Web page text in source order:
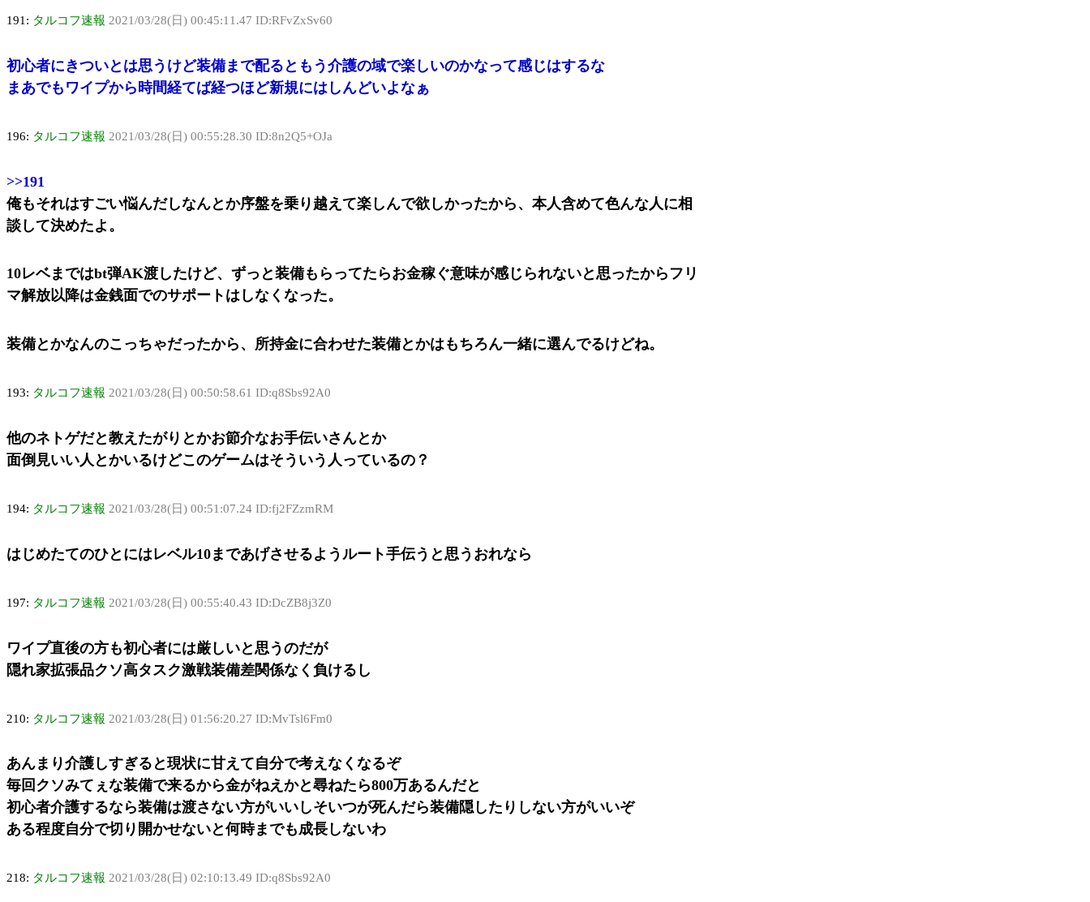
191: タルコフ速報 2021/03/28(日) 00:45:11.47 ID:RFvZxSv60
初心者にきついとは思うけど装備まで配るともう介護の域で楽しいのかなって感じはするな
まあでもワイプから時間経てば経つほど新規にはしんどいよなぁ
196: タルコフ速報 2021/03/28(日) 00:55:28.30 ID:8n2Q5+OJa
>>191
俺もそれはすごい悩んだしなんとか序盤を乗り越えて楽しんで欲しかったから、本人含めて色んな人に相
談して決めたよ。
10レベまではbt弾AK渡したけど、ずっと装備もらってたらお金稼ぐ意味が感じられないと思ったからフリ
マ解放以降は金銭面でのサポートはしなくなった。
装備とかなんのこっちゃだったから、所持金に合わせた装備とかはもちろん一緒に選んでるけどね。
193: タルコフ速報 2021/03/28(日) 00:50:58.61 ID:q8Sbs92A0
他のネトゲだと教えたがりとかお節介なお手伝いさんとか
面倒見いい人とかいるけどこのゲームはそういう人っているの？
194: タルコフ速報 2021/03/28(日) 00:51:07.24 ID:fj2FZzmRM
はじめたてのひとにはレベル10まであげさせるようルート手伝うと思うおれなら
197: タルコフ速報 2021/03/28(日) 00:55:40.43 ID:DcZB8j3Z0
ワイプ直後の方も初心者には厳しいと思うのだが
隠れ家拡張品クソ高タスク激戦装備差関係なく負けるし
210: タルコフ速報 2021/03/28(日) 01:56:20.27 ID:MvTsl6Fm0
あんまり介護しすぎると現状に甘えて自分で考えなくなるぞ
毎回クソみてぇな装備で来るから金がねえかと尋ねたら800万あるんだと
初心者介護するなら装備は渡さない方がいいしそいつが死んだら装備隠したりしない方がいいぞ
ある程度自分で切り開かせないと何時までも成長しないわ
218: タルコフ速報 2021/03/28(日) 02:10:13.49 ID:q8Sbs92A0